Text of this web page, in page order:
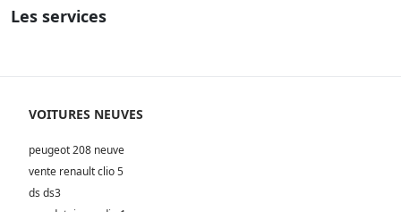
d'une vente de votre land-rover entre particuliers. Nous
Les services
VOITURES NEUVES
peugeot 208 neuve
vente renault clio 5
ds ds3